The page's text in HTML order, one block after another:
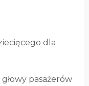
dla
pasażerów